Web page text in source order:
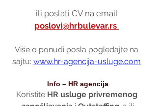
ili poslati CV na email
poslovi@hrbulevar.rs
Više o ponudi posla pogledajte na
sajtu: www.hr-agencija-usluge.com
Info – HR agencija
Koristite HR usluge privremenog